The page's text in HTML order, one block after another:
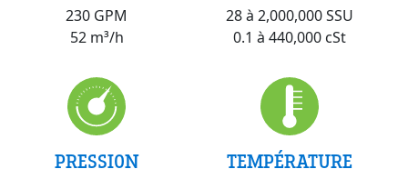
230 GPM
52 m³/h
28 à 2,000,000 SSU
0.1 à 440,000 cSt
PRESSION TEMPÉRATURE